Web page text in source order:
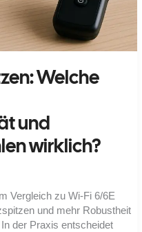
Welche
und
wirklich?
Vergleich zu Wi‑Fi 6/6E
und mehr Robustheit
der Praxis entscheidet